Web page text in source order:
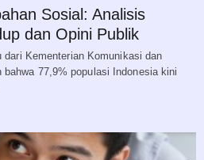
Sosial: Analisis
dan Opini Publik
dari Kementerian Komunikasi dan
bahwa 77,9% populasi Indonesia kini